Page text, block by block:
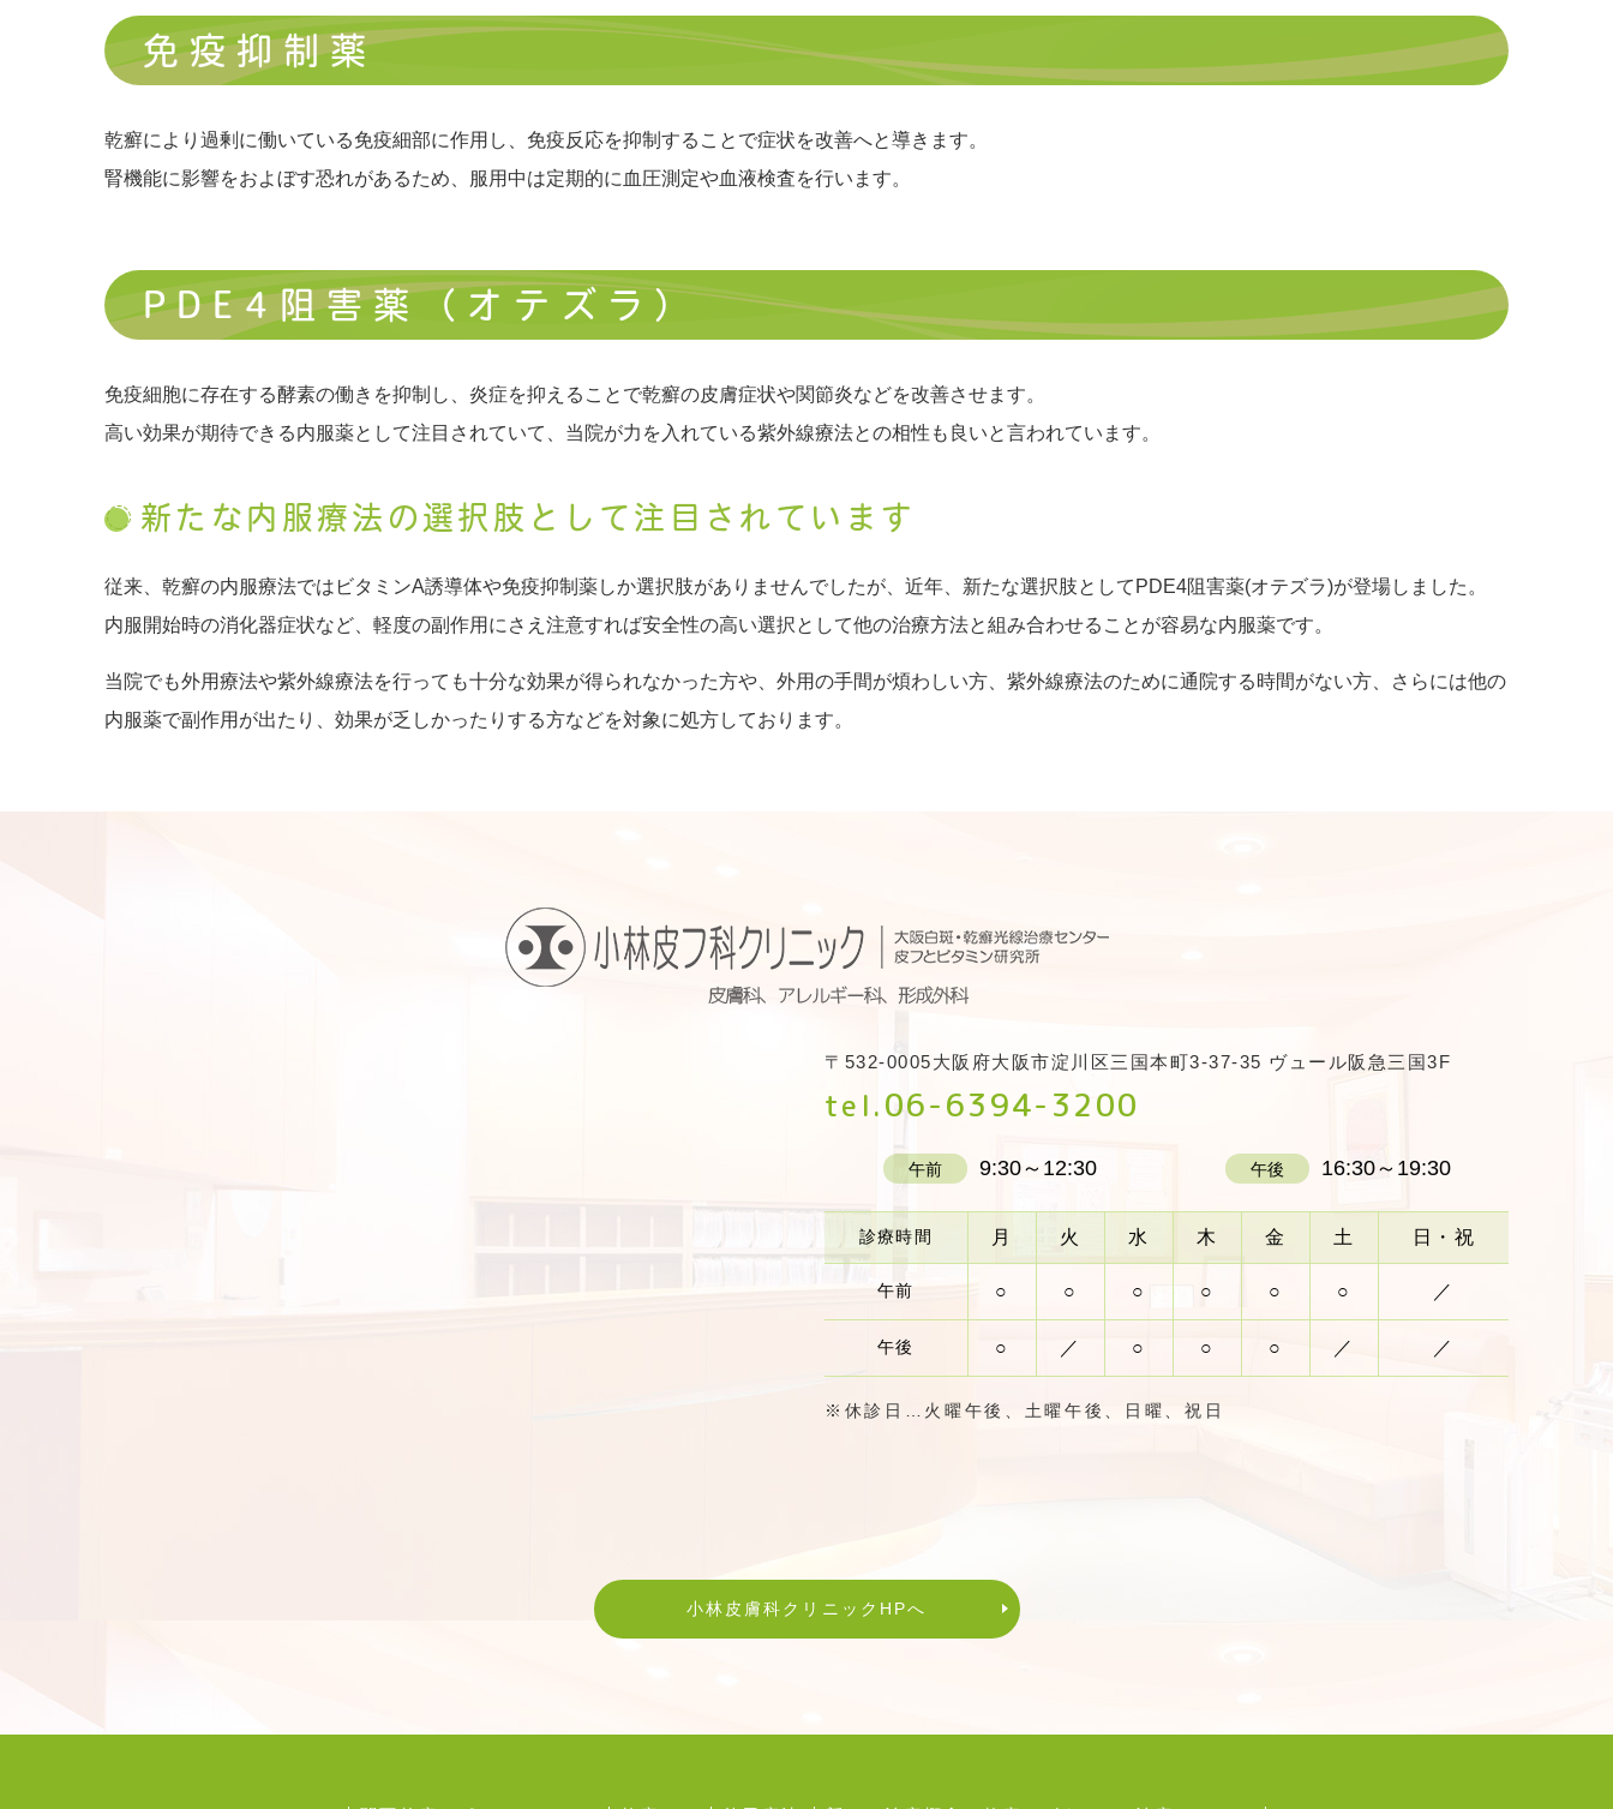
免疫抑制薬
乾癬により過剰に働いている免疫細部に作用し、免疫反応を抑制することで症状を改善へと導きます。
腎機能に影響をおよぼす恐れがあるため、服用中は定期的に血圧測定や血液検査を行います。
PDE4阻害薬（オテズラ）
免疫細胞に存在する酵素の働きを抑制し、炎症を抑えることで乾癬の皮膚症状や関節炎などを改善させます。
高い効果が期待できる内服薬として注目されていて、当院が力を入れている紫外線療法との相性も良いと言われています。
新たな内服療法の選択肢として注目されています
従来、乾癬の内服療法ではビタミンA誘導体や免疫抑制薬しか選択肢がありませんでしたが、近年、新たな選択肢としてPDE4阻害薬(オテズラ)が登場しました。
内服開始時の消化器症状など、軽度の副作用にさえ注意すれば安全性の高い選択として他の治療方法と組み合わせることが容易な内服薬です。
当院でも外用療法や紫外線療法を行っても十分な効果が得られなかった方や、外用の手間が煩わしい方、紫外線療法のために通院する時間がない方、さらには他の
内服薬で副作用が出たり、効果が乏しかったりする方などを対象に処方しております。
〒532-0005大阪府大阪市淀川区三国本町3-37-35 ヴュール阪急三国3F
tel.06-6394-3200
午前 9:30～12:30 午後 16:30～19:30
診療時間 月 火 水 木 金 土 日・祝
午前 ○ ○ ○ ○ ○ ○ ／
午後 ○ ／ ○ ○ ○ ／ ／
※休診日…火曜午後、土曜午後、日曜、祝日
小林皮膚科クリニックHPへ